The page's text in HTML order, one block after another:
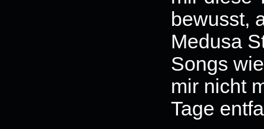
bewusst,
Medusa
Songs
mir nicht
Tage